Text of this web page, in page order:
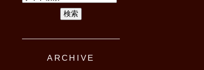
ARCHIVE